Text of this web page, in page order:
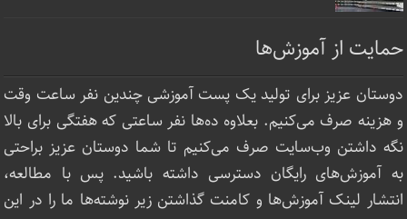
حمایت از آموزش‌ها
دوستان عزیز برای تولید یک پست آموزشی چندین نفر ساعت‌ وقت
و هزینه صرف می‌کنیم. بعلاوه ده‌ها نفر ساعتی که هفتگی برای بالا
نگه داشتن وب‌سایت صرف ‌می‌کنیم تا شما دوستان عزیز براحتی
به آموزش‌های رایگان دسترسی داشته باشید. پس با مطالعه،
انتشار لینک‌ آموزش‌ها و کامنت گذاشتن زیر نوشته‌‌ها ما را در این